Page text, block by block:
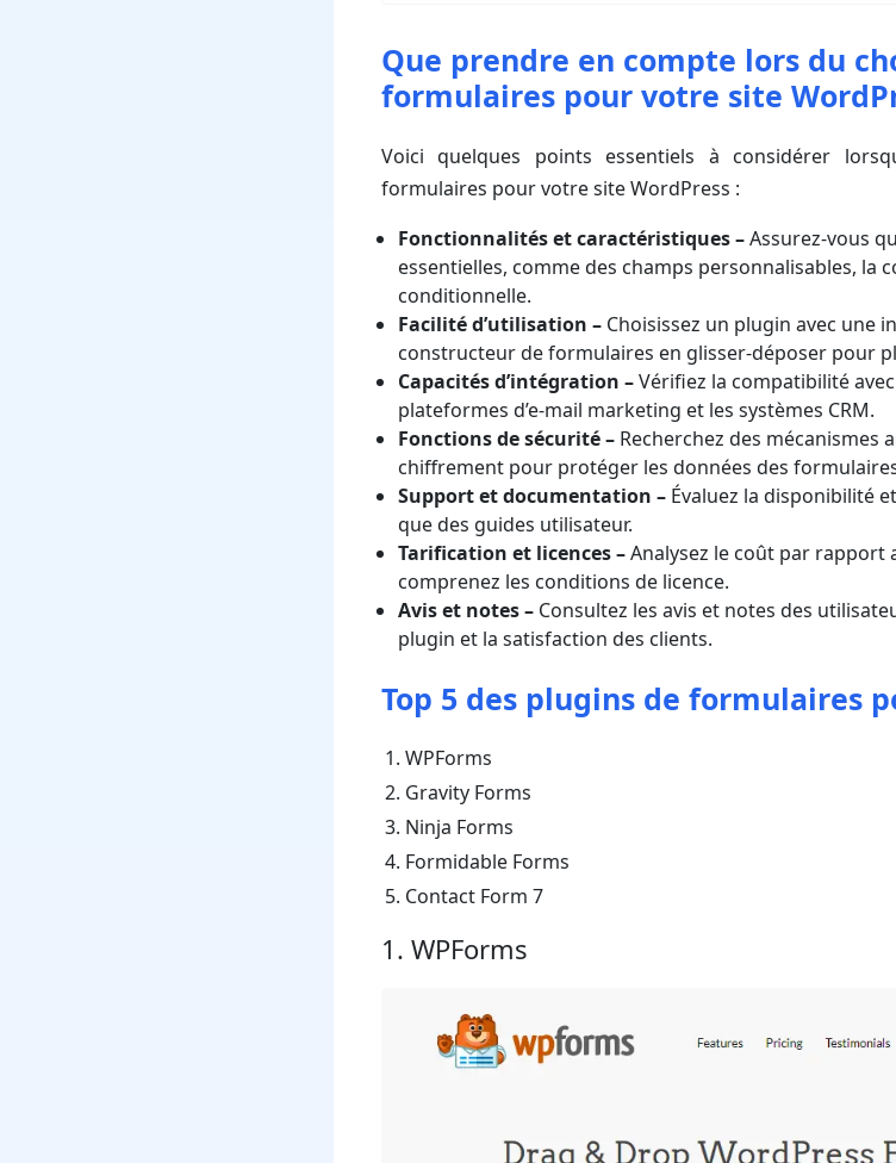
Que prendre en compte lors du
formulaires pour votre site
Voici quelques points essentiels à considérer
formulaires pour votre site WordPress :
Fonctionnalités et caractéristiques–Assurez-vous
essentielles, comme des champs personnalisables, la
conditionnelle.
Facilité d’utilisation – Choisissez un plugin avec une
constructeur de formulaires en glisser-déposer pour
Capacités d’intégration –Vérifiez la compatibilité
plateformes d’e-mail marketing et les systèmes CRM.
Fonctions de sécurité– Recherchez des mécanismes
chiffrement pour protéger les données des
Support et documentation – Évaluez la disponibilité
que des guides utilisateur.
Tarification et licences–Analysez le coût par
comprenez les conditions de licence.
Avis et notes– Consultez les avis et notes des
plugin et la satisfaction des clients.
Top 5 des plugins de formulaires
WPForms
Gravity Forms
Ninja Forms
Formidable Forms
Contact Form 7
1. WPForms